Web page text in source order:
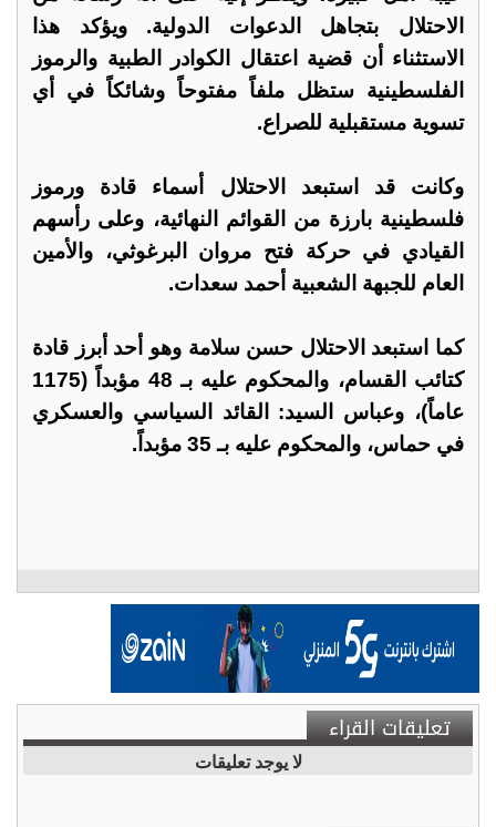
الاحتلال بتجاهل الدعوات الدولية. ويؤكد هذا
الاستثناء أن قضية اعتقال الكوادر الطبية والرموز
الفلسطينية ستظل ملفاً مفتوحاً وشائكاً في أي
تسوية مستقبلية للصراع.
وكانت قد استبعد الاحتلال أسماء قادة ورموز
فلسطينية بارزة من القوائم النهائية، وعلى رأسهم
القيادي في حركة فتح مروان البرغوثي، والأمين
العام للجبهة الشعبية أحمد سعدات.
كما استبعد الاحتلال حسن سلامة وهو أحد أبرز قادة
كتائب القسام، والمحكوم عليه بـ 48 مؤبداً (1175
عاماً)، وعباس السيد: القائد السياسي والعسكري
في حماس، والمحكوم عليه بـ 35 مؤبداً.
تعليقات القراء
لا يوجد تعليقات